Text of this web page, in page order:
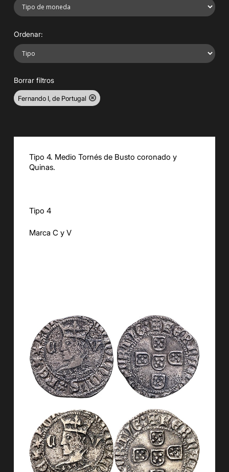
Ordenar:
Borrar filtros
Fernando I, de Portugal
Tipo 4. Medio Tornés de Busto coronado y
Quinas.
Tipo 4
Marca C y V